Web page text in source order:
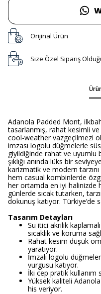
Orijinal Ürün
Size Özel Sipariş
Adanola Padded Mont,
tasarlanmış, rahat kesimli ve
cool-weather vazgeçilmezi
imzası logolu düğmelerle
giyildiğinde rahat ve uyumlu
şıklığı anında lüks bir
karizmatik ve modern
hem casual kombinlerde
her ortamda en iyi halinizde
günlerde sıcak tutarken,
dokunuş katıyor. Türkiye’de
Tasarım Detayları
Su itici akrilik
sıcaklık ve koruma
Rahat kesim düşük
yaratıyor.
İmzalı logolu
vurgusu katıyor.
İki cep pratik kullanım
Yüksek kaliteli
his veriyor.